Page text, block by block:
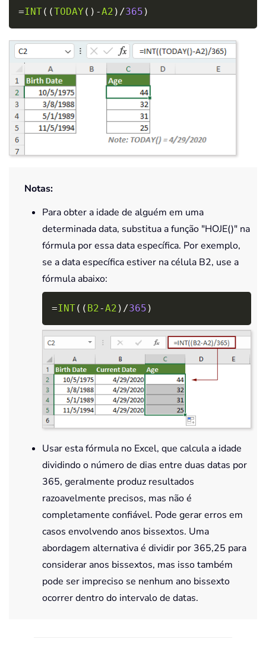
=INT( (TODAY ( ) -A2 ) /365 )
Notas:
Para obter a idade de alguém em uma
determinada data, substitua afunção "HOJE()" na
fórmula por essa data específica. Por exemplo,
se a data específica estiver na célula B2, use a
fórmula abaixo:
=INT( ( B2-A2 ) /365 )
Usar esta fórmula no Excel, que calcula a idade
dividindo o número de dias entre duas datas por
365, geralmente produz resultados
razoavelmente precisos, mas não é
completamente confiável. Pode gerar erros em
casos envolvendo anos bissextos. Uma
abordagem alternativa é dividir por 365,25 para
considerar anos bissextos, mas isso também
pode ser impreciso se nenhum ano bissexto
ocorrer dentro do intervalo de datas.